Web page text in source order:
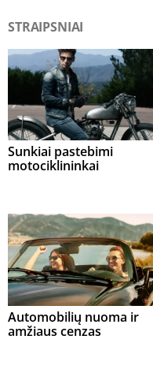
STRAIPSNIAI
Sunkiai pastebimi
motociklininkai
Automobilių nuoma ir
amžiaus cenzas